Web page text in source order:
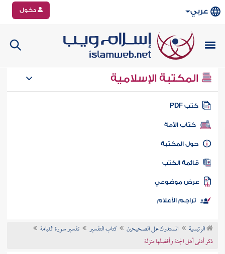
عربي دخول
المكتبة الإسلامية
كتب PDF
كتاب الأمة
المكتبة
الكتب
موضوعي
تراجم الأعلام
الرئيسية المستدرك على الصحيحين كتاب التفسير
تفسير سورة القيامة
ذكر أدنى أهل الجنة وأفضلها منزلة